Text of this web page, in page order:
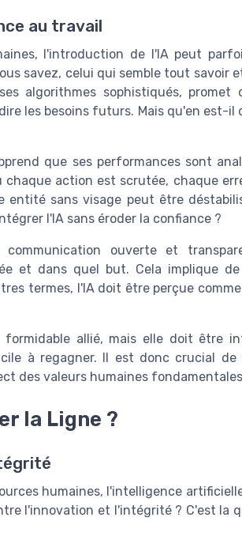
au travail
l'introduction de l'IA peut
savez, celui qui semble tout savoir
algorithmes sophistiqués, promet
les besoins futurs. Mais qu'en est-il
que ses performances sont
action est scrutée, chaque
entité sans visage peut être
l'IA sans éroder la confiance ?
ouverte et
et dans quel but. Cela implique
termes, l'IA doit être perçue
allié, mais elle doit être
à regagner. Il est donc crucial
des valeurs humaines
la Ligne ?
humaines, l'intelligence
l'innovation et l'intégrité ? C'est la